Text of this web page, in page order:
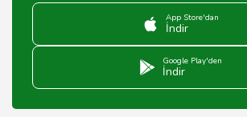
App Store'dan
İndir
Google Play'den
İndir